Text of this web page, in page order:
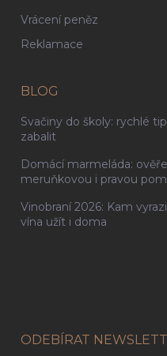
Vrácení peněz
Reklamace
BLOG
Svačiny do školy: rychlé
zabalit
Domácí marmeláda:
meruňkovou i pravou
Vinobraní 2026: Kam
vína užít i doma
ODEBÍRAT